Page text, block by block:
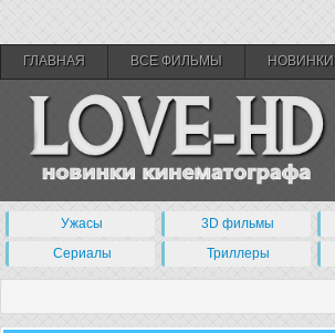
ГЛАВНАЯ ВСЕ ФИЛЬМЫ НОВИНКИ
Ужасы 3D фильмы
Сериалы
Триллеры